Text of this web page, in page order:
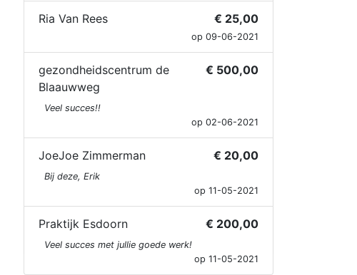
Ria Van Rees € 25,00
op 09-06-2021
gezondheidscentrum de
Blaauwweg
€ 500,00
Veel succes!!
op 02-06-2021
JoeJoe Zimmerman € 20,00
Bij deze, Erik
op 11-05-2021
Praktijk Esdoorn € 200,00
Veel succes met jullie goede werk!
op 11-05-2021